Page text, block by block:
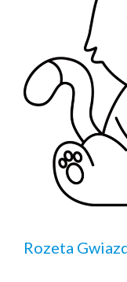
Rozeta